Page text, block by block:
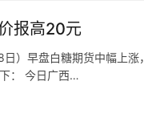
报高20元
日）早盘白糖期货中幅上
： 今日广西…